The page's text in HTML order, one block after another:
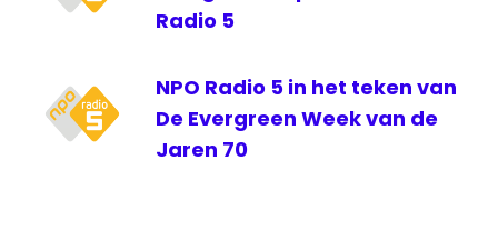
Radio 5
NPO Radio 5 in het teken van
De Evergreen Week van de
Jaren 70